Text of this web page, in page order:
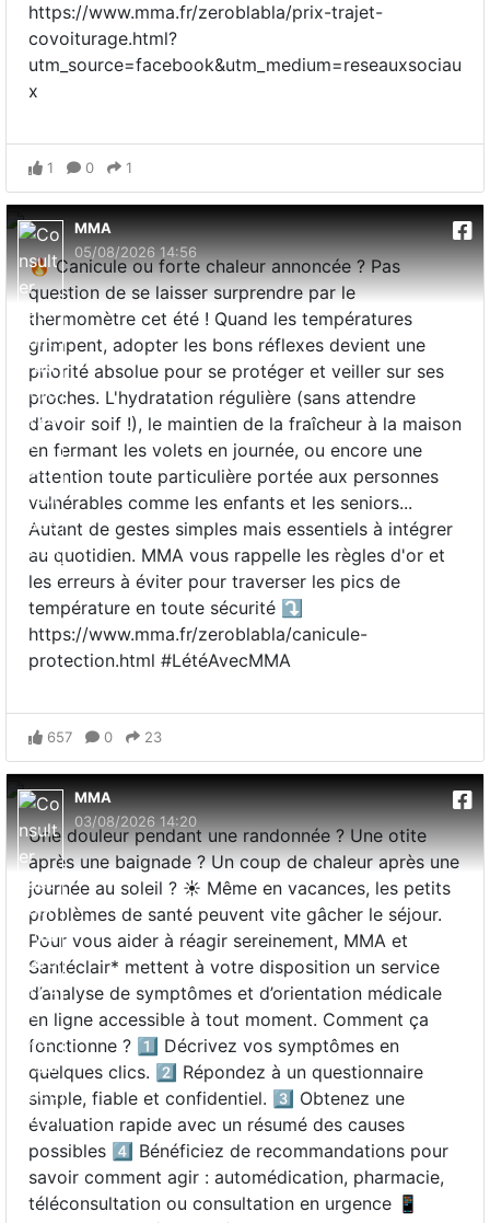
https://www.mma.fr/zeroblabla/prix-trajet-
covoiturage.html?
utm_source=facebook&utm_medium=reseauxsociau
x
1 0 1
MMA
05/08/2026 14:56
🔥 Canicule ou forte chaleur annoncée ? Pas
question de se laisser surprendre par le
thermomètre cet été ! Quand les températures
grimpent, adopter les bons réflexes devient une
priorité absolue pour se protéger et veiller sur ses
proches. L'hydratation régulière (sans attendre
d'avoir soif !), le maintien de la fraîcheur à la maison
en fermant les volets en journée, ou encore une
attention toute particulière portée aux personnes
vulnérables comme les enfants et les seniors...
Autant de gestes simples mais essentiels à intégrer
au quotidien. MMA vous rappelle les règles d'or et
les erreurs à éviter pour traverser les pics de
température en toute sécurité ⤵️
https://www.mma.fr/zeroblabla/canicule-
protection.html #LétéAvecMMA
657 0 23
MMA
03/08/2026 14:20
Une douleur pendant une randonnée ? Une otite
après une baignade ? Un coup de chaleur après une
journée au soleil ? ☀️ Même en vacances, les petits
problèmes de santé peuvent vite gâcher le séjour.
Pour vous aider à réagir sereinement, MMA et
Santéclair* mettent à votre disposition un service
d’analyse de symptômes et d’orientation médicale
en ligne accessible à tout moment. Comment ça
fonctionne ? 1️⃣ Décrivez vos symptômes en
quelques clics. 2️⃣ Répondez à un questionnaire
simple, fiable et confidentiel. 3️⃣ Obtenez une
évaluation rapide avec un résumé des causes
possibles 4️⃣ Bénéficiez de recommandations pour
savoir comment agir : automédication, pharmacie,
téléconsultation ou consultation en urgence 📱